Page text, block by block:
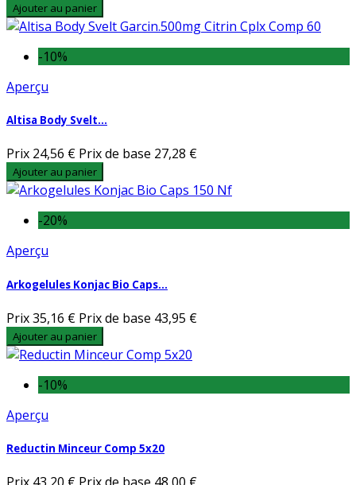
Ajouter au panier
-10%
Aperçu
Altisa Body Svelt...
Prix 24,56 € Prix de base 27,28 €
Ajouter au panier
-20%
Aperçu
Arkogelules Konjac Bio Caps...
Prix35,16 € Prix de base 43,95 €
Ajouter au panier
-10%
Aperçu
Reductin Minceur Comp 5x20